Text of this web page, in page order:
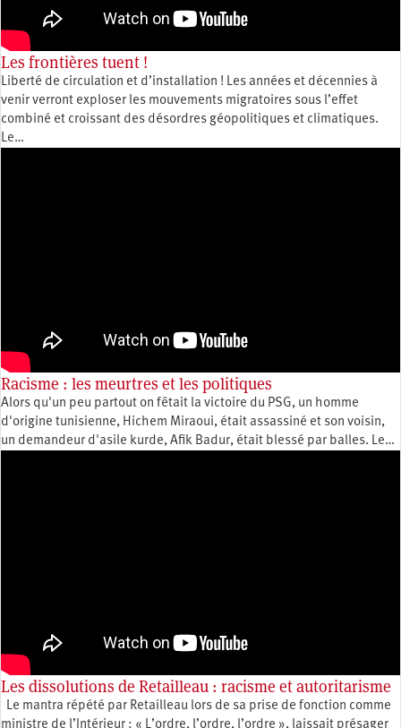
Les frontières tuent !
Liberté de circulation et d’installation ! Les années et décennies à
venir verront exploser les mouvements migratoires sous l’effet
combiné et croissant des désordres géopolitiques et climatiques.
Le…
Racisme : les meurtres et les politiques
Alors qu'un peu partout on fêtait la victoire du PSG, un homme
d'origine tunisienne, Hichem Miraoui, était assassiné et son voisin,
un demandeur d'asile kurde, Afik Badur, était blessé par balles. Le…
Les dissolutions de Retailleau : racisme et autoritarisme
Le mantra répété par Retailleau lors de sa prise de fonction comme
ministre de l’Intérieur : « L’ordre, l’ordre, l’ordre », laissait présager